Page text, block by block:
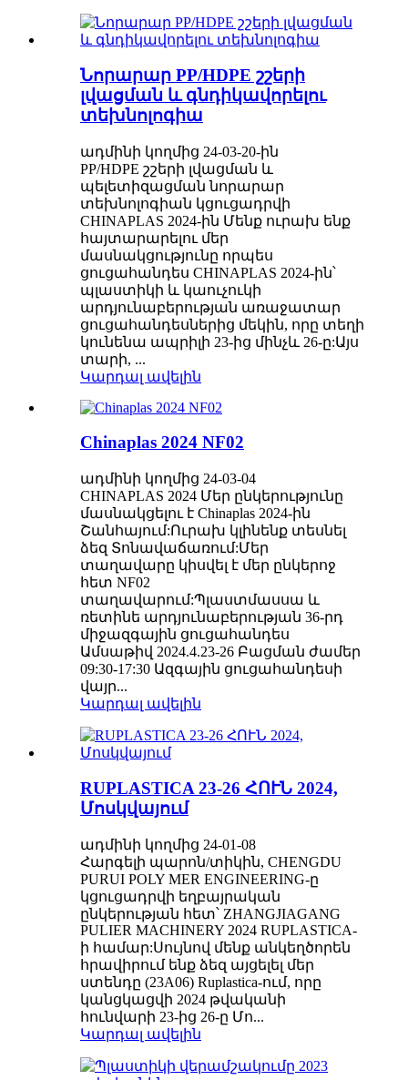
Նորարար PP/HDPE շշերի
լվացման և գնդիկավորելու
տեխնոլոգիա
ադմինի կողմից 24-03-20-ին
PP/HDPE շշերի լվացման և
պելետիզացման նորարար
տեխնոլոգիան կցուցադրվի
CHINAPLAS 2024-ին Մենք ուրախ ենք
հայտարարելու մեր
մասնակցությունը որպես
ցուցահանդես CHINAPLAS 2024-ին՝
պլաստիկի և կաուչուկի
արդյունաբերության առաջատար
ցուցահանդեսներից մեկին, որը տեղի
կունենա ապրիլի 23-ից մինչև 26-ը:Այս
տարի, ...
Կարդալ ավելին
Chinaplas 2024 NF02
ադմինի կողմից 24-03-04
CHINAPLAS 2024 Մեր ընկերությունը
մասնակցելու է Chinaplas 2024-ին
Շանհայում:Ուրախ կլինենք տեսնել
ձեզ Տոնավաճառում:Մեր
տաղավարը կիսվել է մեր ընկերոջ
հետ NF02
տաղավարում:Պլաստմասսա և
ռետինե արդյունաբերության 36-րդ
միջազգային ցուցահանդես
Ամսաթիվ 2024.4.23-26 Բացման ժամեր
09:30-17:30 Ազգային ցուցահանդեսի
վայր...
Կարդալ ավելին
RUPLASTICA 23-26 ՀՈՒՆ 2024,
Մոսկվայում
ադմինի կողմից 24-01-08
Հարգելի պարոն/տիկին, CHENGDU
PURUI POLY MER ENGINEERING-ը
կցուցադրվի եղբայրական
ընկերության հետ՝ ZHANGJIAGANG
PULIER MACHINERY 2024 RUPLASTICA-
ի համար:Սույնով մենք անկեղծորեն
հրավիրում ենք ձեզ այցելել մեր
ստենդը (23A06) Ruplastica-ում, որը
կանցկացվի 2024 թվականի
հունվարի 23-ից 26-ը Մո...
Կարդալ ավելին